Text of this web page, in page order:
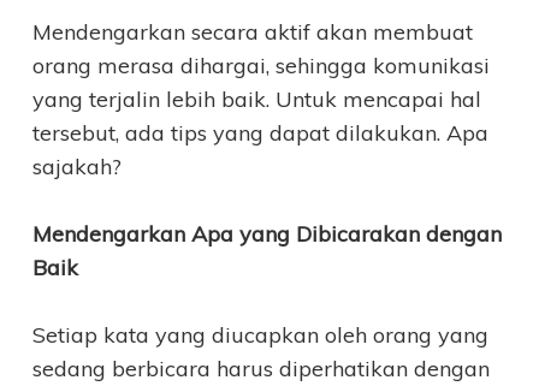
Mendengarkan secara aktif akan membuat
orang merasa dihargai, sehingga komunikasi
yang terjalin lebih baik. Untuk mencapai hal
tersebut, ada tips yang dapat dilakukan. Apa
sajakah?
Mendengarkan Apa yang Dibicarakan dengan
Baik
Setiap kata yang diucapkan oleh orang yang
sedang berbicara harus diperhatikan dengan